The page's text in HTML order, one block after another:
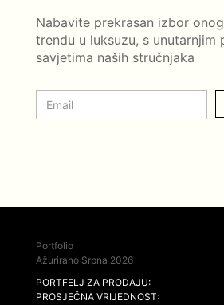
Nabavite prekrasan izbor
trendu u luksuzu, s unutarnjim
savjetima naših stručnjaka
Portfolio
Ažurirano Srpna 2026
PORTFELJ ZA PRODAJU:
PROSJEČNA VRIJEDNOST: